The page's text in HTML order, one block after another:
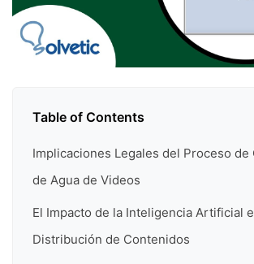
Table of Contents
Implicaciones Legales del Proceso de
de Agua de Videos
El Impacto de la Inteligencia Artificial
Distribución de Contenidos